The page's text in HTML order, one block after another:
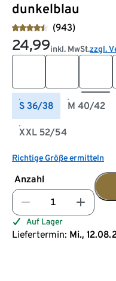
dunkelblau
(943)
24,99inkl. MwSt.zzgl.
S 36/38 M 40/42
XXL 52/54
Richtige Größe ermitteln
Anzahl
Auf Lager
Liefertermin: Mi.,